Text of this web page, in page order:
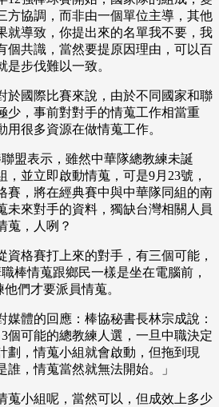
方協調，而非由一個單位主導，其他
就導致，你提出來的名單我不要，我
個共識，當然要提原因理由，可以百
步伐難以一致。
於國際比賽來說，由於不同國家和聯
少，事前對對手的情蒐工作相當重
很多資源在做情蒐工作。
盟表示，雖然中華隊總教練未誕
並立即啟動情蒐，可是9月23號，
賽，將在經典賽中與中華隊同組的南
未來對手的資料，獨缺台灣相關人員
蒐，人咧？
資格賽打上來的對手，有三個可能，
棒情蒐跟鄉民一樣是坐在電腦前，
們才要派員情蒐。
媒體的回應：棒協秘書長林宗成說：
3個可能的總教練人選，一旦中職決定
劃，情蒐小組就會啟動，但拖到現
，情蒐當然就無法開始。」
蒐小組呢，當然可以，但成效上多少